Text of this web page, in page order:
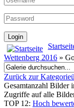
Wettenberg 2016 »
Zurück zur
Gesamtanzahl Bilder
Zugriffe auf alle
TOP 12: Hoch